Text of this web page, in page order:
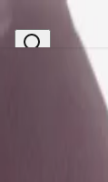
Ana Sayfa
Kadın
Kadın